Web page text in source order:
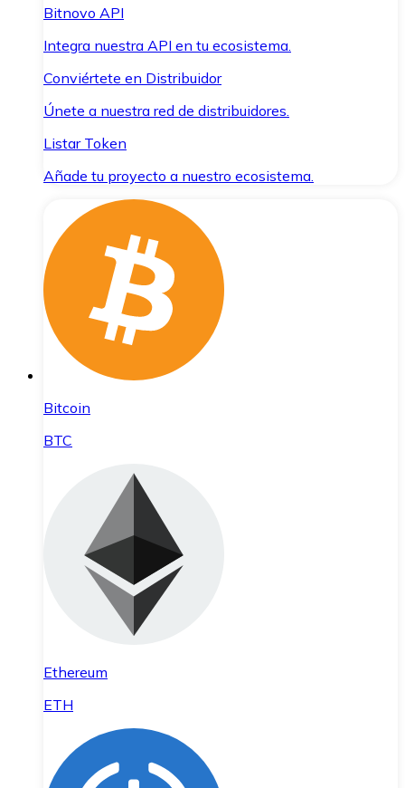
Bitnovo API
Integra nuestra API en tu ecosistema.
Conviértete en Distribuidor
Únete a nuestra red de distribuidores.
Listar Token
Añade tu proyecto a nuestro ecosistema.
Bitcoin
BTC
Ethereum
ETH